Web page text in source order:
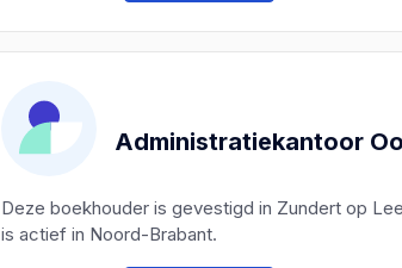
Administratiekantoor
Deze boekhouder is gevestigd in Zundert op
is actief in Noord-Brabant.